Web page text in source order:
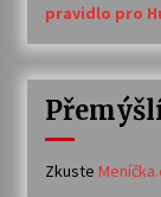
pravidlo pro
Zkuste